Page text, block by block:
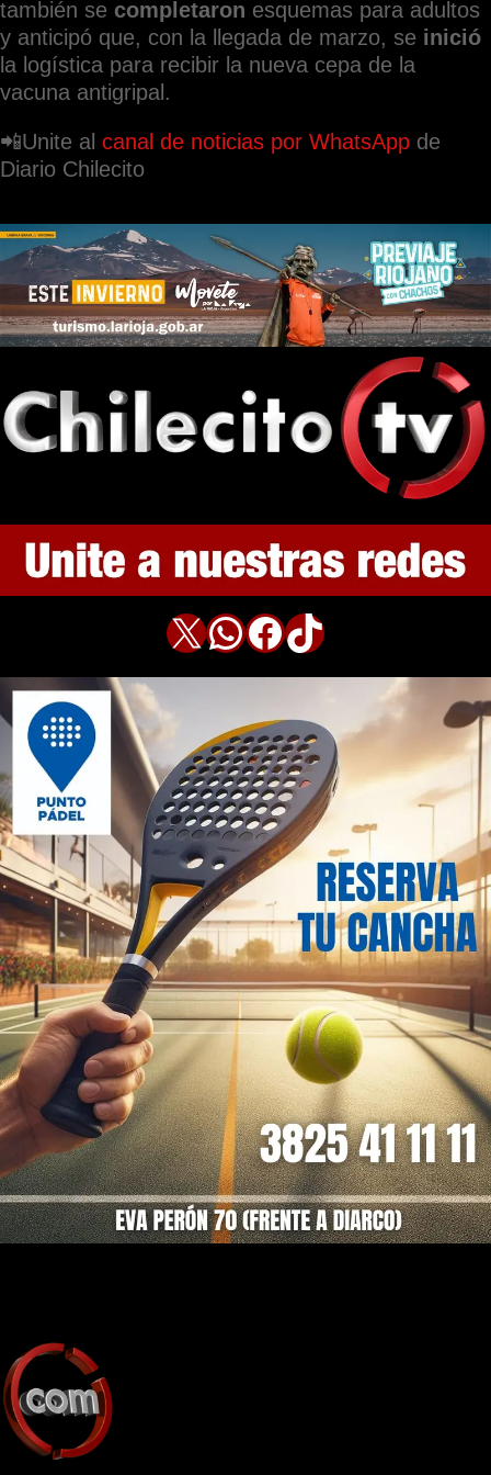
también se completaron esquemas para adultos
y anticipó que, con la llegada de marzo, se inició
la logística para recibir la nueva cepa de la
vacuna antigripal.
📲Unite al canal de noticias por WhatsApp de
Diario Chilecito
X WhatsApp Facebook TikTok